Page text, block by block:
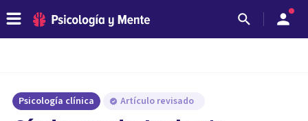
Psicología clínica Artículo revisado